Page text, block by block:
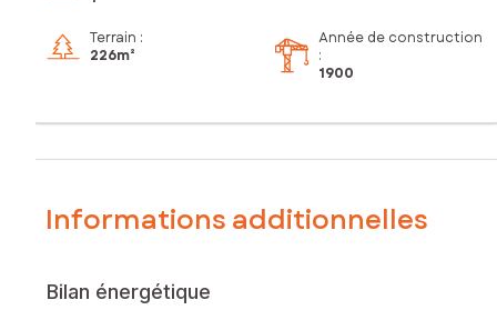
Terrain :
226m²
Année de construction
:
1900
Informations additionnelles
Bilan énergétique